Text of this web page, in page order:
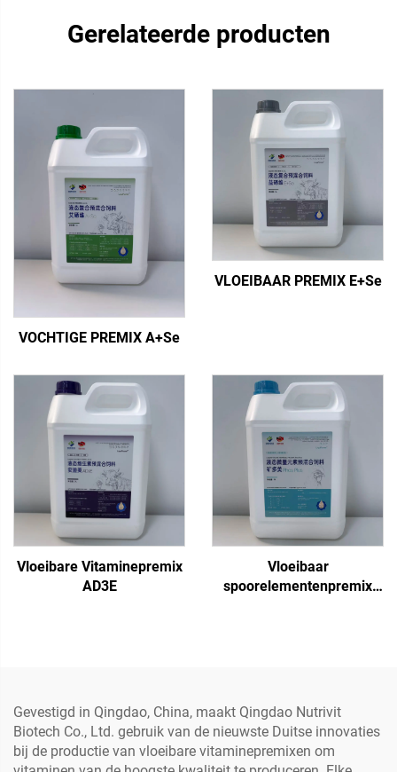
Gerelateerde producten
VOCHTIGE PREMIX A+Se
VLOEIBAAR PREMIX E+Se
Vloeibare Vitaminepremix
AD3E
Vloeibaar
spoorelementenpremix
Gevestigd in Qingdao, China, maakt Qingdao Nutrivit
Biotech Co., Ltd. gebruik van de nieuwste Duitse innovaties
bij de productie van vloeibare vitaminepremixen om